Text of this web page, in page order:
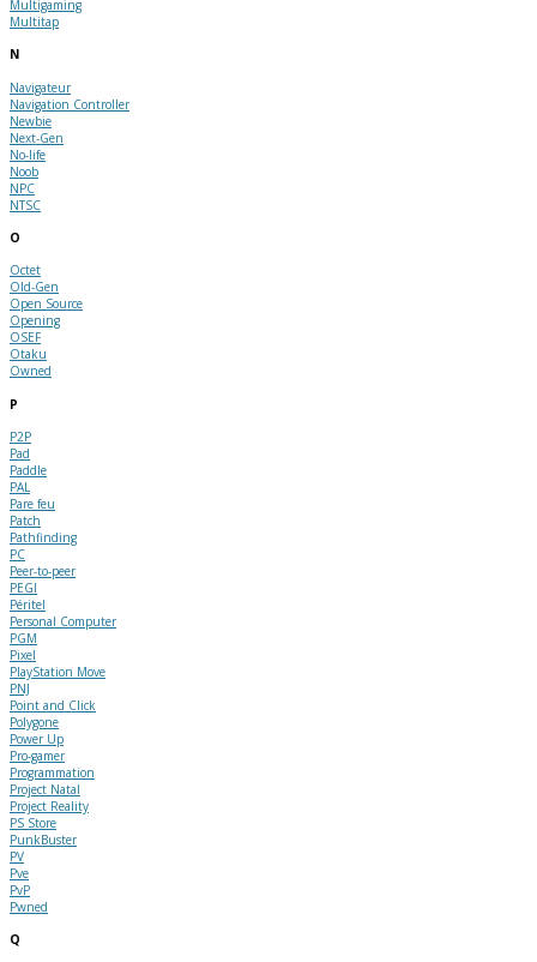
Multigaming
Multitap
N
Navigateur
Navigation Controller
Newbie
Next-Gen
No-life
Noob
NPC
NTSC
O
Octet
Old-Gen
Open Source
Opening
OSEF
Otaku
Owned
P
P2P
Pad
Paddle
PAL
Pare feu
Patch
Pathfinding
PC
Peer-to-peer
PEGI
Péritel
Personal Computer
PGM
Pixel
PlayStation Move
PNJ
Point and Click
Polygone
Power Up
Pro-gamer
Programmation
Project Natal
Project Reality
PS Store
PunkBuster
PV
Pve
PvP
Pwned
Q